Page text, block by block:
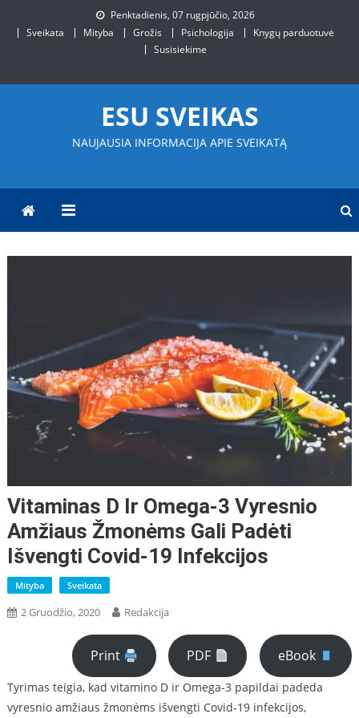
Penktadienis, 07 rugpjūčio, 2026
Sveikata
Mityba Grožis Psichologija
Knygų parduotuvė
Susisiekime
ESU SVEIKAS
NAUJAUSIA INFORMACIJA APIE SVEIKATĄ
Vitaminas D Ir Omega-3 Vyresnio
Amžiaus Žmonėms Gali Padėti
Išvengti Covid-19 Infekcijos
Mityba Sveikata
2 Gruodžio, 2020 Redakcija
Print PDF eBook
Tyrimas teigia, kad vitamino D ir Omega-3 papildai padeda
vyresnio amžiaus žmonėms išvengti Covid-19 infekcijos,